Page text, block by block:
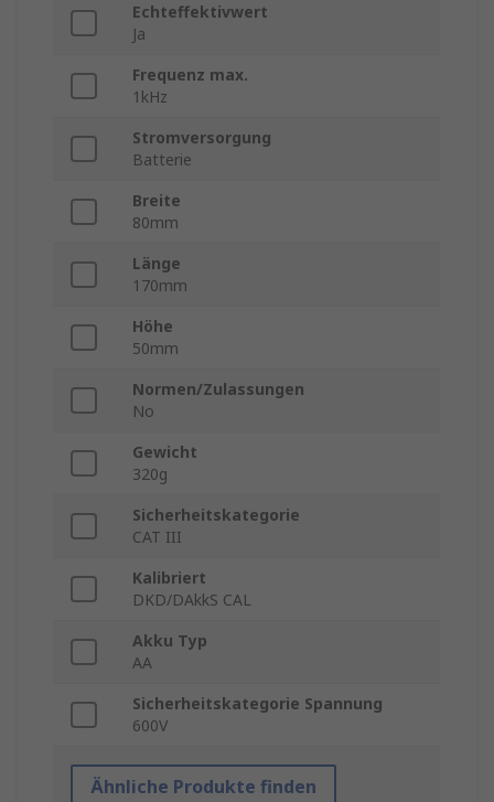
Echteffektivwert
Ja
Frequenz max.
1kHz
Stromversorgung
Batterie
Breite
80mm
Länge
170mm
Höhe
50mm
Normen/Zulassungen
No
Gewicht
320g
Sicherheitskategorie
CAT III
Kalibriert
DKD/DAkkS CAL
Akku Typ
AA
Sicherheitskategorie Spannung
600V
Ähnliche Produkte finden